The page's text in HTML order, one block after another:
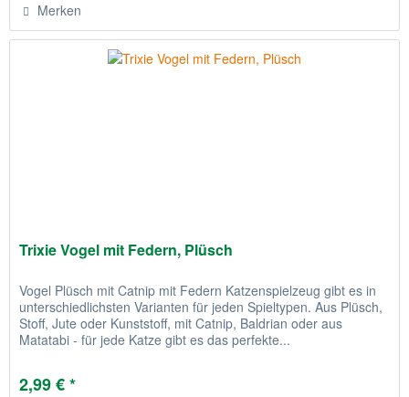
Merken
Trixie Vogel mit Federn, Plüsch
Vogel Plüsch mit Catnip mit Federn Katzenspielzeug gibt es in
unterschiedlichsten Varianten für jeden Spieltypen. Aus Plüsch,
Stoff, Jute oder Kunststoff, mit Catnip, Baldrian oder aus
Matatabi - für jede Katze gibt es das perfekte...
2,99 € *